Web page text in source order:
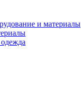
и материалы